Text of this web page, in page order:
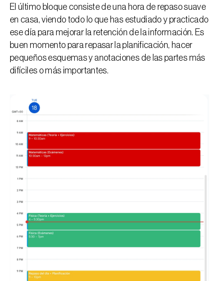
El último bloque consiste de una hora de repaso suave
en casa, viendo todo lo que has estudiado y practicado
ese día para mejorar la retención de la información. Es
buen momento para repasar la planificación, hacer
pequeños esquemas y anotaciones de las partes más
difíciles o más importantes.